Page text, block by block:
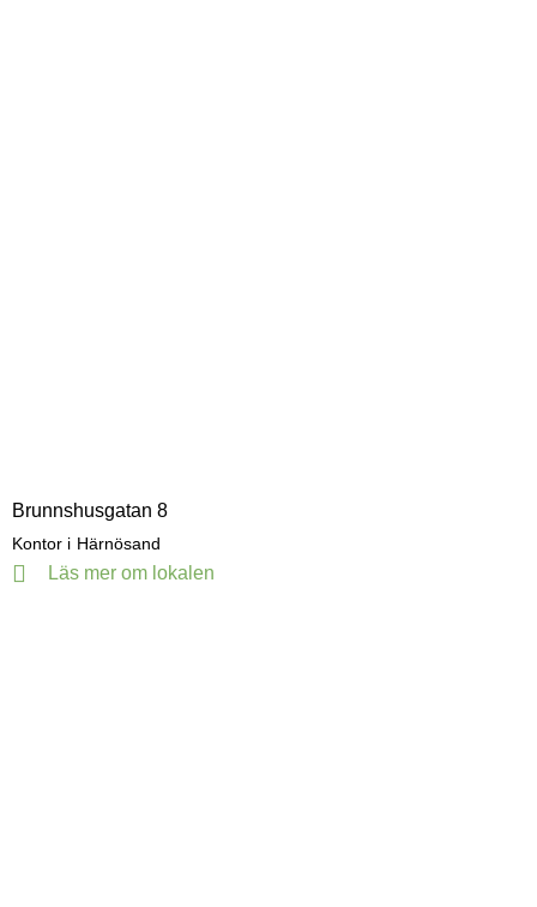
Brunnshusgatan 8
Kontor i Härnösand
Läs mer om lokalen